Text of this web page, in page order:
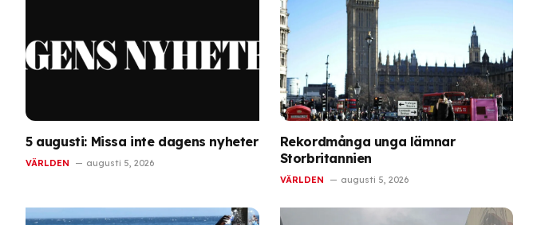
5 augusti: Missa inte dagens nyheter
VÄRLDEN augusti 5, 2026
Rekordmånga unga lämnar
Storbritannien
VÄRLDEN augusti 5, 2026